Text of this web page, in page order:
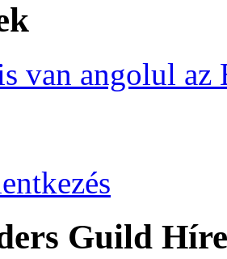
van angolul az
Guild